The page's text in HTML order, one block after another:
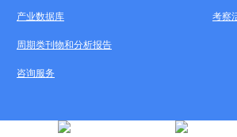
产业数据库 考察
周期类刊物和分析报告
咨询服务